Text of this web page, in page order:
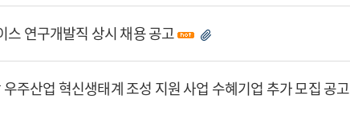
스 연구개발직 상시 채용 공고
주산업 혁신생태계 조성 지원 사업 수혜기업 추가 모집 공고